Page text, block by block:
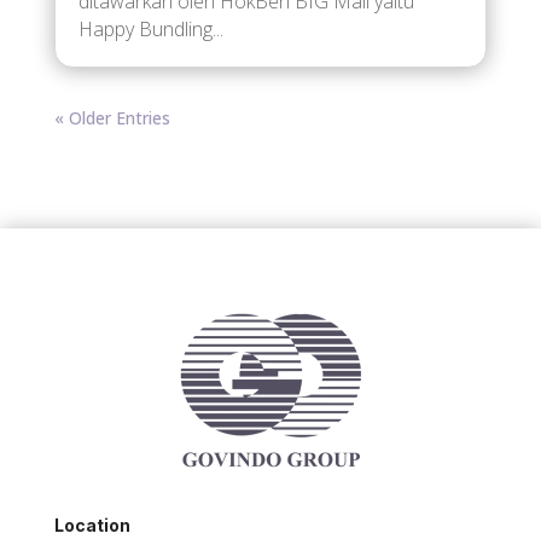
Happy Bundling...
« Older Entries
Location